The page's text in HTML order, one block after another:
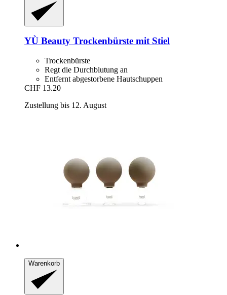
YÙ Beauty Trockenbürste mit Stiel
Trockenbürste
Regt die Durchblutung an
Entfernt abgestorbene Hautschuppen
CHF 13.20
Zustellung bis 12. August
Warenkorb